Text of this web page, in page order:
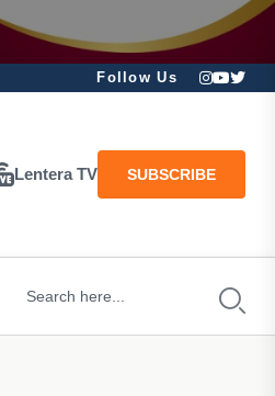
Follow Us
Lentera TV SUBSCRIBE